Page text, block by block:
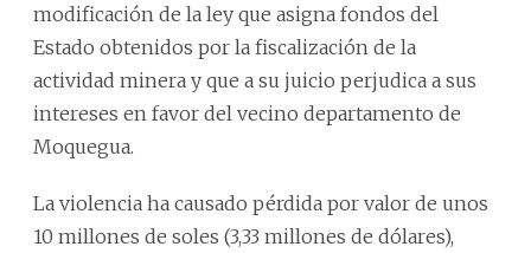
modificación de la ley que asigna fondos del
Estado obtenidos por la fiscalización de la
actividad minera y que a su juicio perjudica a sus
intereses en favor del vecino departamento de
Moquegua.
La violencia ha causado pérdida por valor de unos
10 millones de soles (3,33 millones de dólares),